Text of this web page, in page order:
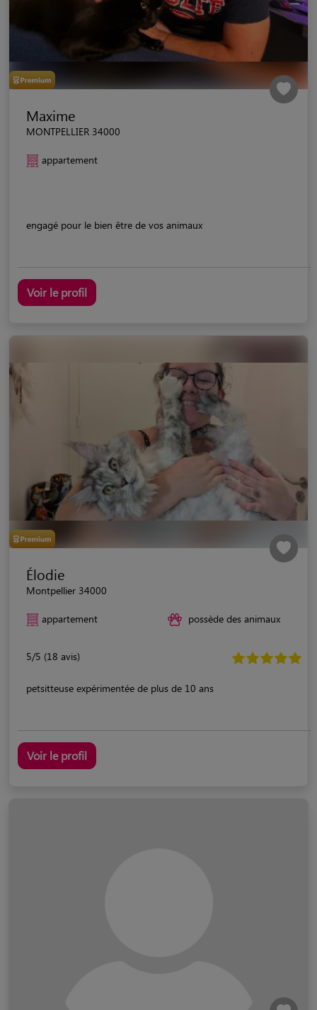
Maxime
MONTPELLIER 34000
appartement
engagé pour le bien être de vos animaux
Voir le profil
Élodie
Montpellier 34000
appartement possède des animaux
5/5 (18 avis)
petsitteuse expérimentée de plus de 10 ans
Voir le profil